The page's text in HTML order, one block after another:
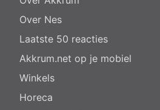
Over Nes
Laatste 50 reacties
Akkrum.net op je mobiel
Winkels
Horeca